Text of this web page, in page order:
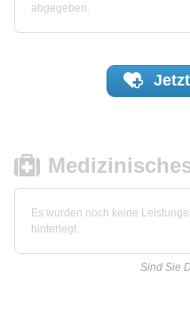
abgegeben.
Jetzt
Es wurden noch keine
hinterlegt.
Sind Sie